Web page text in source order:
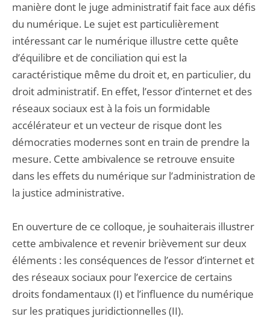
manière dont le juge administratif fait face aux défis
du numérique. Le sujet est particulièrement
intéressant car le numérique illustre cette quête
d’équilibre et de conciliation qui est la
caractéristique même du droit et, en particulier, du
droit administratif. En effet, l’essor d’internet et des
réseaux sociaux est à la fois un formidable
accélérateur et un vecteur de risque dont les
démocraties modernes sont en train de prendre la
mesure. Cette ambivalence se retrouve ensuite
dans les effets du numérique sur l’administration de
la justice administrative.
En ouverture de ce colloque, je souhaiterais illustrer
cette ambivalence et revenir brièvement sur deux
éléments : les conséquences de l’essor d’internet et
des réseaux sociaux pour l’exercice de certains
droits fondamentaux (I) et l’influence du numérique
sur les pratiques juridictionnelles (II).